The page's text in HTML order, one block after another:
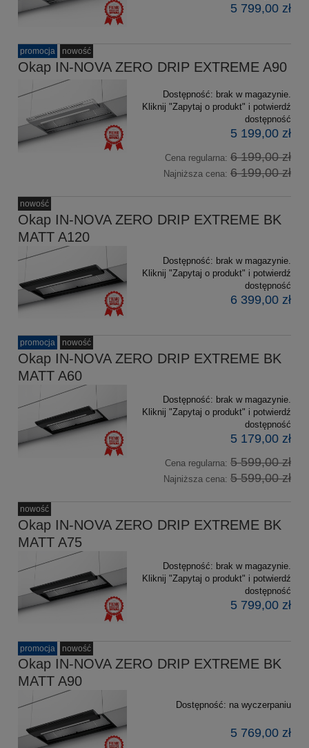
5 799,00 zł
Okap IN-NOVA ZERO DRIP EXTREME A90
Dostępność: brak w magazynie.
Kliknij "Zapytaj o produkt" i potwierdź
dostępność
5 199,00 zł
Cena regularna: 6 199,00 zł
Najniższa cena: 6 199,00 zł
promocja nowość
Okap IN-NOVA ZERO DRIP EXTREME BK
MATT A120
Dostępność: brak w magazynie.
Kliknij "Zapytaj o produkt" i potwierdź
dostępność
6 399,00 zł
nowość
Okap IN-NOVA ZERO DRIP EXTREME BK
MATT A60
Dostępność: brak w magazynie.
Kliknij "Zapytaj o produkt" i potwierdź
dostępność
5 179,00 zł
Cena regularna: 5 599,00 zł
Najniższa cena: 5 599,00 zł
promocja nowość
Okap IN-NOVA ZERO DRIP EXTREME BK
MATT A75
Dostępność: brak w magazynie.
Kliknij "Zapytaj o produkt" i potwierdź
dostępność
5 799,00 zł
nowość
Okap IN-NOVA ZERO DRIP EXTREME BK
MATT A90
Dostępność: na wyczerpaniu
5 769,00 zł
promocja nowość